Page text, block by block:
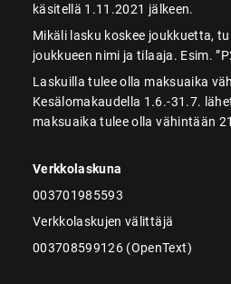
käsitellä 1.11.2021 jälkeen.
Mikäli lasku koskee joukkuetta,
joukkueen nimi ja tilaaja. Esim.
Laskuilla tulee olla maksuaika
Kesälomakaudella 1.6.-31.7.
maksuaika tulee olla vähintään
Verkkolaskuna
003701985593
Verkkolaskujen välittäjä
003708599126 (OpenText)